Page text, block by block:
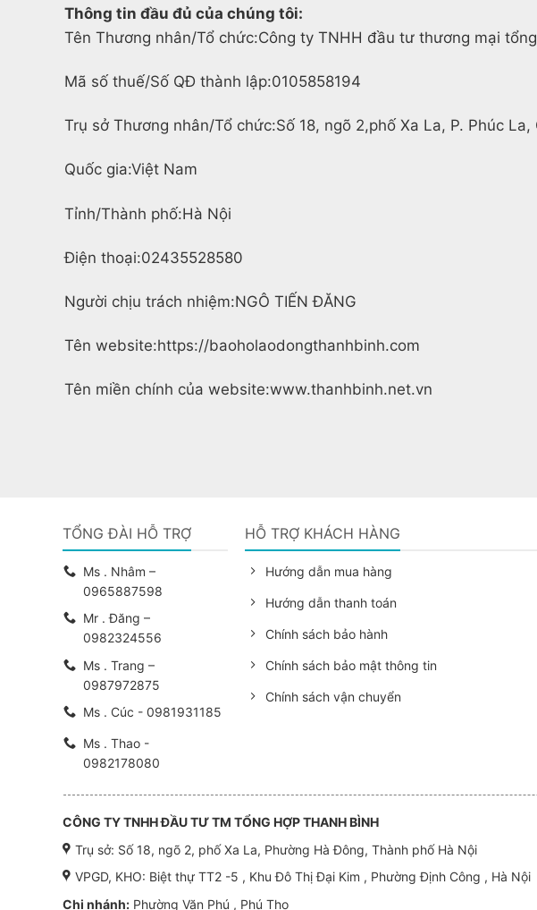
Thông tin đầu đủ của chúng tôi:
Tên Thương nhân/Tổ chức:Công ty TNHH đầu tư thương mại
Mã số thuế/Số QĐ thành lập:0105858194
Trụ sở Thương nhân/Tổ chức:Số 18, ngõ 2,phố Xa La, P. Phúc
Quốc gia:Việt Nam
Tỉnh/Thành phố:Hà Nội
Điện thoại:02435528580
Người chịu trách nhiệm:NGÔ TIẾN ĐĂNG
Tên website:https://baoholaodongthanhbinh.com
Tên miền chính của website:www.thanhbinh.net.vn
TỔNG ĐÀI HỖ TRỢ
Ms . Nhâm –
0965887598
Mr . Đăng –
0982324556
Ms . Trang –
0987972875
Ms . Cúc - 0981931185
Ms . Thao -
0982178080
HỖ TRỢ KHÁCH HÀNG
Hướng dẫn mua hàng
Hướng dẫn thanh toán
Chính sách bảo hành
Chính sách bảo mật thông tin
Chính sách vận chuyển
CÔNG TY TNHH ĐẦU TƯ TM TỔNG HỢP THANH BÌNH
Trụ sở: Số 18, ngõ 2, phố Xa La, Phường Hà Đông, Thành phố Hà Nội
VPGD, KHO: Biệt thự TT2 -5 , Khu Đô Thị Đại Kim , Phường Định Công , Hà Nội
Chi nhánh: Phường Văn Phú , Phú Thọ